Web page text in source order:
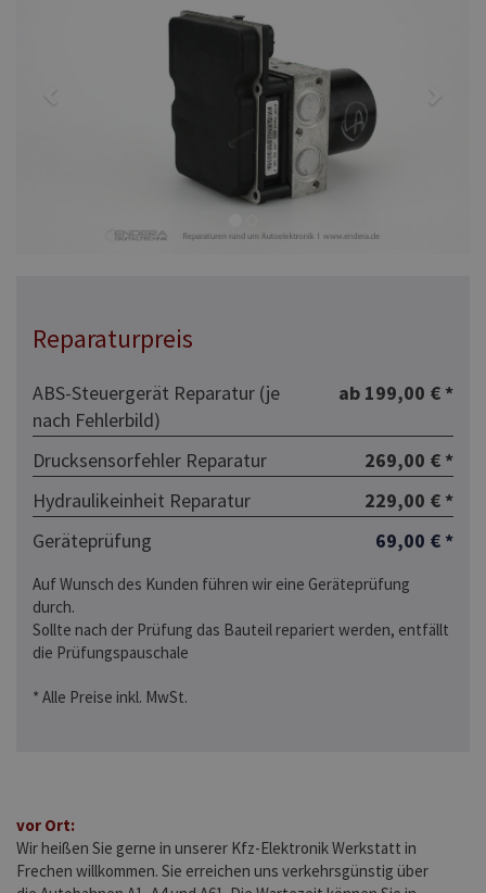
Reparaturpreis
ABS-Steuergerät Reparatur (je
nach Fehlerbild)
ab 199,00 € *
Drucksensorfehler Reparatur
269,00 € *
Hydraulikeinheit Reparatur
229,00 € *
Geräteprüfung
69,00 € *
Auf Wunsch des Kunden führen wir eine Geräteprüfung
durch.
Sollte nach der Prüfung das Bauteil repariert werden, entfällt
die Prüfungspauschale
* Alle Preise inkl. MwSt.
vor Ort:
Wir heißen Sie gerne in unserer Kfz-Elektronik Werkstatt in
Frechen willkommen. Sie erreichen uns verkehrsgünstig über